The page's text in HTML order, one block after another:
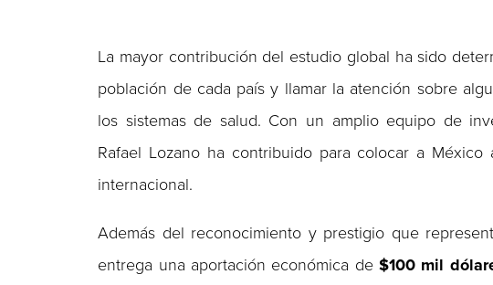
La mayor contribución del estudio global ha sido
población de cada país y llamar la atención sobre
los sistemas de salud. Con un amplio equipo de
Rafael Lozano ha contribuido para colocar a
internacional.
Además del reconocimiento y prestigio que
entrega una aportación económica de $100 mil